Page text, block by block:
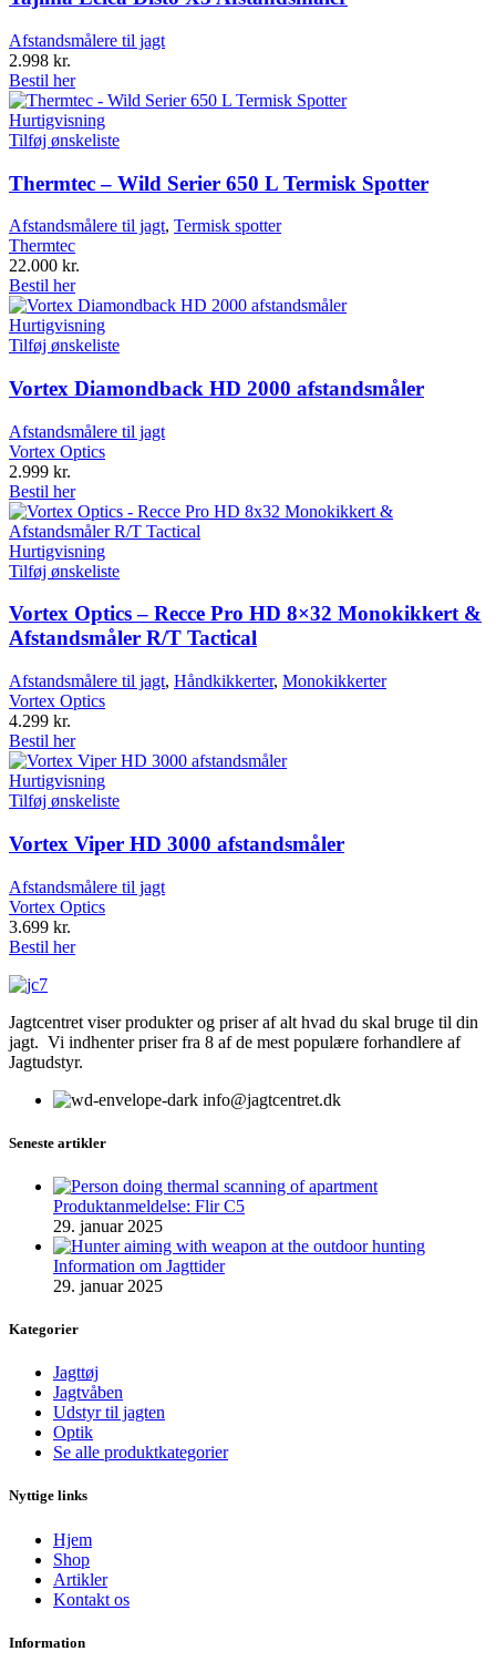
Afstandsmålere til jagt
2.998 kr.
Bestil her
Hurtigvisning
Tilføj ønskeliste
Thermtec – Wild Serier 650 L Termisk Spotter
Afstandsmålere til jagt, Termisk spotter
Thermtec
22.000 kr.
Bestil her
Hurtigvisning
Tilføj ønskeliste
Vortex Diamondback HD 2000 afstandsmåler
Afstandsmålere til jagt
Vortex Optics
2.999 kr.
Bestil her
Hurtigvisning
Tilføj ønskeliste
Vortex Optics – Recce Pro HD 8×32 Monokikkert &
Afstandsmåler R/T Tactical
Afstandsmålere til jagt, Håndkikkerter, Monokikkerter
Vortex Optics
4.299 kr.
Bestil her
Hurtigvisning
Tilføj ønskeliste
Vortex Viper HD 3000 afstandsmåler
Afstandsmålere til jagt
Vortex Optics
3.699 kr.
Bestil her
Jagtcentret viser produkter og priser af alt hvad du skal bruge til din
jagt. Vi indhenter priser fra 8 af de mest populære forhandlere af
Jagtudstyr.
info@jagtcentret.dk
Seneste artikler
Produktanmeldelse: Flir C5
29. januar 2025
Information om Jagttider
29. januar 2025
Kategorier
Jagttøj
Jagtvåben
Udstyr til jagten
Optik
Se alle produktkategorier
Nyttige links
Hjem
Shop
Artikler
Kontakt os
Information